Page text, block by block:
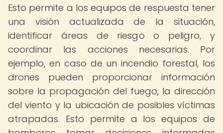
Esto permite a los equipos de respuesta tener
una visión actualizada de la situación,
identificar áreas de riesgo o peligro, y
coordinar las acciones necesarias. Por
ejemplo, en caso de un incendio forestal, los
drones pueden proporcionar información
sobre la propagación del fuego, la dirección
del viento y la ubicación de posibles víctimas
atrapadas. Esto permite a los equipos de